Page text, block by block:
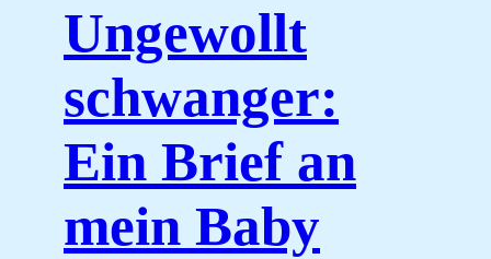
Ungewollt
schwanger:
Ein Brief an
mein Baby